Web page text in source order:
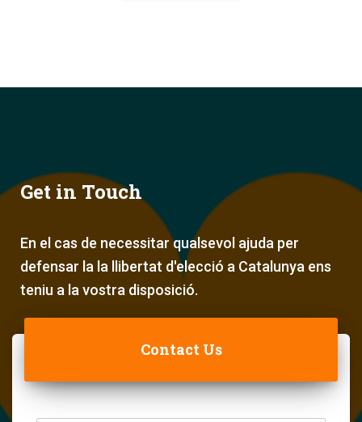
Get in Touch
En el cas de necessitar qualsevol ajuda per
defensar la la llibertat d'elecció a Catalunya ens
teniu a la vostra disposició.
Contact Us